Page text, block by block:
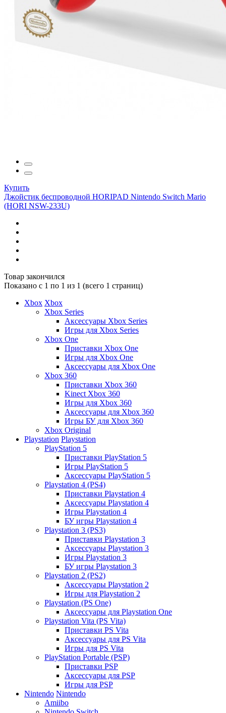
Купить
Джойстик беспроводной HORIPAD Nintendo Switch Mario
(HORI NSW-233U)
Товар закончился
Показано с 1 по 1 из 1 (всего 1 страниц)
Xbox Xbox
Xbox Series
Аксессуары Xbox Series
Игры для Xbox Series
Xbox One
Приставки Xbox One
Игры для Xbox One
Аксессуары для Xbox One
Xbox 360
Приставки Xbox 360
Kinect Xbox 360
Игры для Xbox 360
Аксессуары для Xbox 360
Игры БУ для Xbox 360
Xbox Original
Playstation Playstation
PlayStation 5
Приставки PlayStation 5
Игры PlayStation 5
Аксессуары PlayStation 5
Playstation 4 (PS4)
Приставки Playstation 4
Аксессуары Playstation 4
Игры Playstation 4
БУ игры Playstation 4
Playstation 3 (PS3)
Приставки Playstation 3
Аксессуары Playstation 3
Игры Playstation 3
БУ игры Playstation 3
Playstation 2 (PS2)
Аксессуары Playstation 2
Игры для Playstation 2
Playstation (PS One)
Аксессуары для Playstation One
Playstation Vita (PS Vita)
Приставки PS Vita
Аксессуары для PS Vita
Игры для PS Vita
PlayStation Portable (PSP)
Приставки PSP
Аксессуары для PSP
Игры для PSP
Nintendo Nintendo
Amiibo